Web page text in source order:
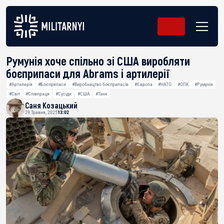
Румунія хоче спільно зі США виробляти
боєприпаси для Abrams і артилерії
#Артилерія #Боєприпаси #Виробництво боєприпасів #Європа #НАТО #ОПК
#Румунія
#Світ
#Співпраця #Сусіди #США #Танк
Саня Козацький
29 Травня, 202513:02